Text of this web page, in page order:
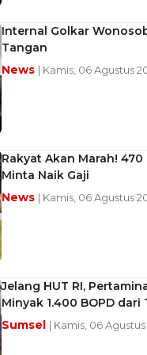
Internal Golkar
Tangan
News | Kamis, 06 Agustus
Rakyat Akan Marah! 470
Minta Naik Gaji
News | Kamis, 06 Agustus
Jelang HUT RI,
Minyak 1.400 BOPD dari
Sumsel | Kamis, 06 Agustus